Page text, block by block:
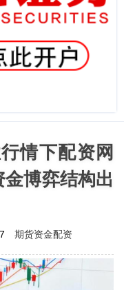
情下配资网
博弈结构出
期货资金配资